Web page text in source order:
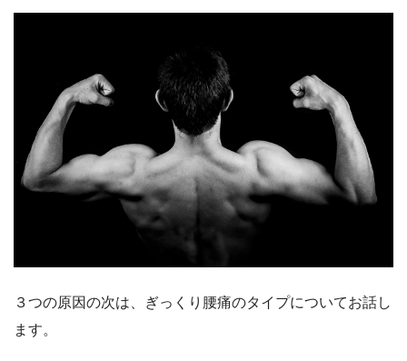
３つの原因の次は、ぎっくり腰痛のタイプについてお話し
ます。